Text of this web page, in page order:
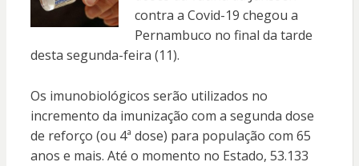
contra a Covid-19 chegou a
Pernambuco no final da tarde
desta segunda-feira (11).
Os imunobiológicos serão utilizados no
incremento da imunização com a segunda dose
de reforço (ou 4ª dose) para população com 65
anos e mais. Até o momento no Estado, 53.133